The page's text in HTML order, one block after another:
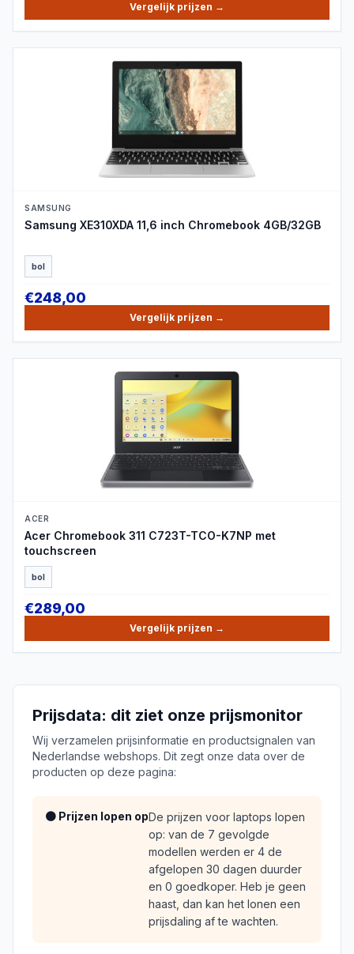
Vergelijk prijzen →
PRODUCTBEELD
SAMSUNG
Samsung XE310XDA 11,6 inch Chromebook 4GB/32GB
bol
€248,00
Vergelijk prijzen →
PRODUCTBEELD
ACER
Acer Chromebook 311 C723T-TCO-K7NP met
touchscreen
bol
€289,00
Vergelijk prijzen →
Prijsdata: dit ziet onze prijsmonitor
Wij verzamelen prijsinformatie en productsignalen van
Nederlandse webshops. Dit zegt onze data over de
producten op deze pagina:
🟠 Prijzen lopen opDe prijzen voor laptops lopen
op: van de 7 gevolgde
modellen werden er 4 de
afgelopen 30 dagen duurder
en 0 goedkoper. Heb je geen
haast, dan kan het lonen een
prijsdaling af te wachten.